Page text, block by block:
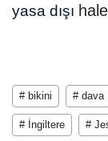
yasa dışı
# bikini # dava
# İngiltere #